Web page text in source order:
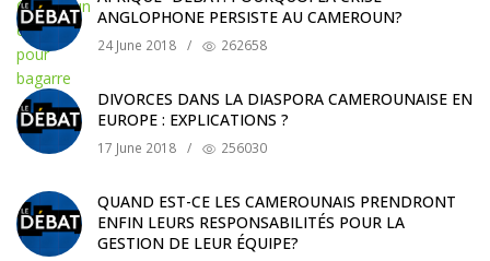
ANGLOPHONE PERSISTE AU CAMEROUN?
24 June 2018 / 262658
DIVORCES DANS LA DIASPORA CAMEROUNAISE EN
EUROPE : EXPLICATIONS ?
17 June 2018 / 256030
QUAND EST-CE LES CAMEROUNAIS PRENDRONT
ENFIN LEURS RESPONSABILITÉS POUR LA
GESTION DE LEUR ÉQUIPE?